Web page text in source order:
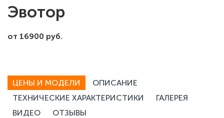
Эвотор
от 16900 руб.
ЦЕНЫ И МОДЕЛИ
ОПИСАНИЕ
ТЕХНИЧЕСКИЕ ХАРАКТЕРИСТИКИ
ГАЛЕРЕЯ
ВИДЕО
ОТЗЫВЫ